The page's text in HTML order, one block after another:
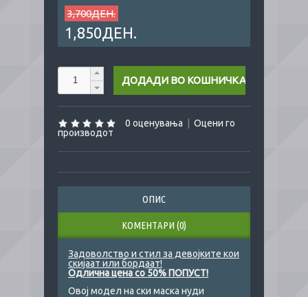
3,700ДЕН.
1,850ДЕН.
0 оценувања
Оцени го
производот
ОПИС
КОМЕНТАРИ (0)
Задоволство и стил за девојките кои
скијаат или бордаат!
Одлична цена со 50% ПОПУСТ!
Овој модел на ски маска нуди